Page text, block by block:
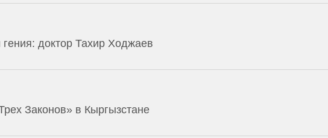
гения: доктор Тахир Ходжаев
Законов» в Кыргызстане